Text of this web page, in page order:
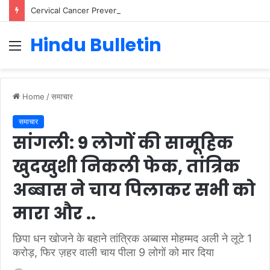
Menu
Hindu Bulletin
Home /समाचार
समाचार
सांगली: 9 लोगों की सामूहिक
खुदखुशी निकली फेक, तांत्रिक
अब्बास ने चाय पिलाकर सभी को
मारा और ..
छिपा धन खोजने के बहाने तांत्रिक अब्बास मोहम्मद अली ने लूटे 1
करोड़, फिर ज़हर वाली चाय पीला 9 लोगों को मार दिया